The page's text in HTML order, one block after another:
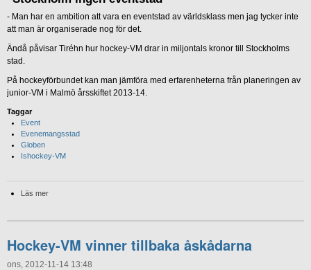
- Man har en ambition att vara en eventstad av världsklass men jag tycker inte
att man är organiserade nog för det.
Ändå påvisar Tiréhn hur hockey-VM drar in miljontals kronor till Stockholms
stad.
På hockeyförbundet kan man jämföra med erfarenheterna från planeringen av
junior-VM i Malmö årsskiftet 2013-14.
Taggar
Event
Evenemangsstad
Globen
Ishockey-VM
Läs mer
Hockey-VM vinner tillbaka åskådarna
ons, 2012-11-14 13:48